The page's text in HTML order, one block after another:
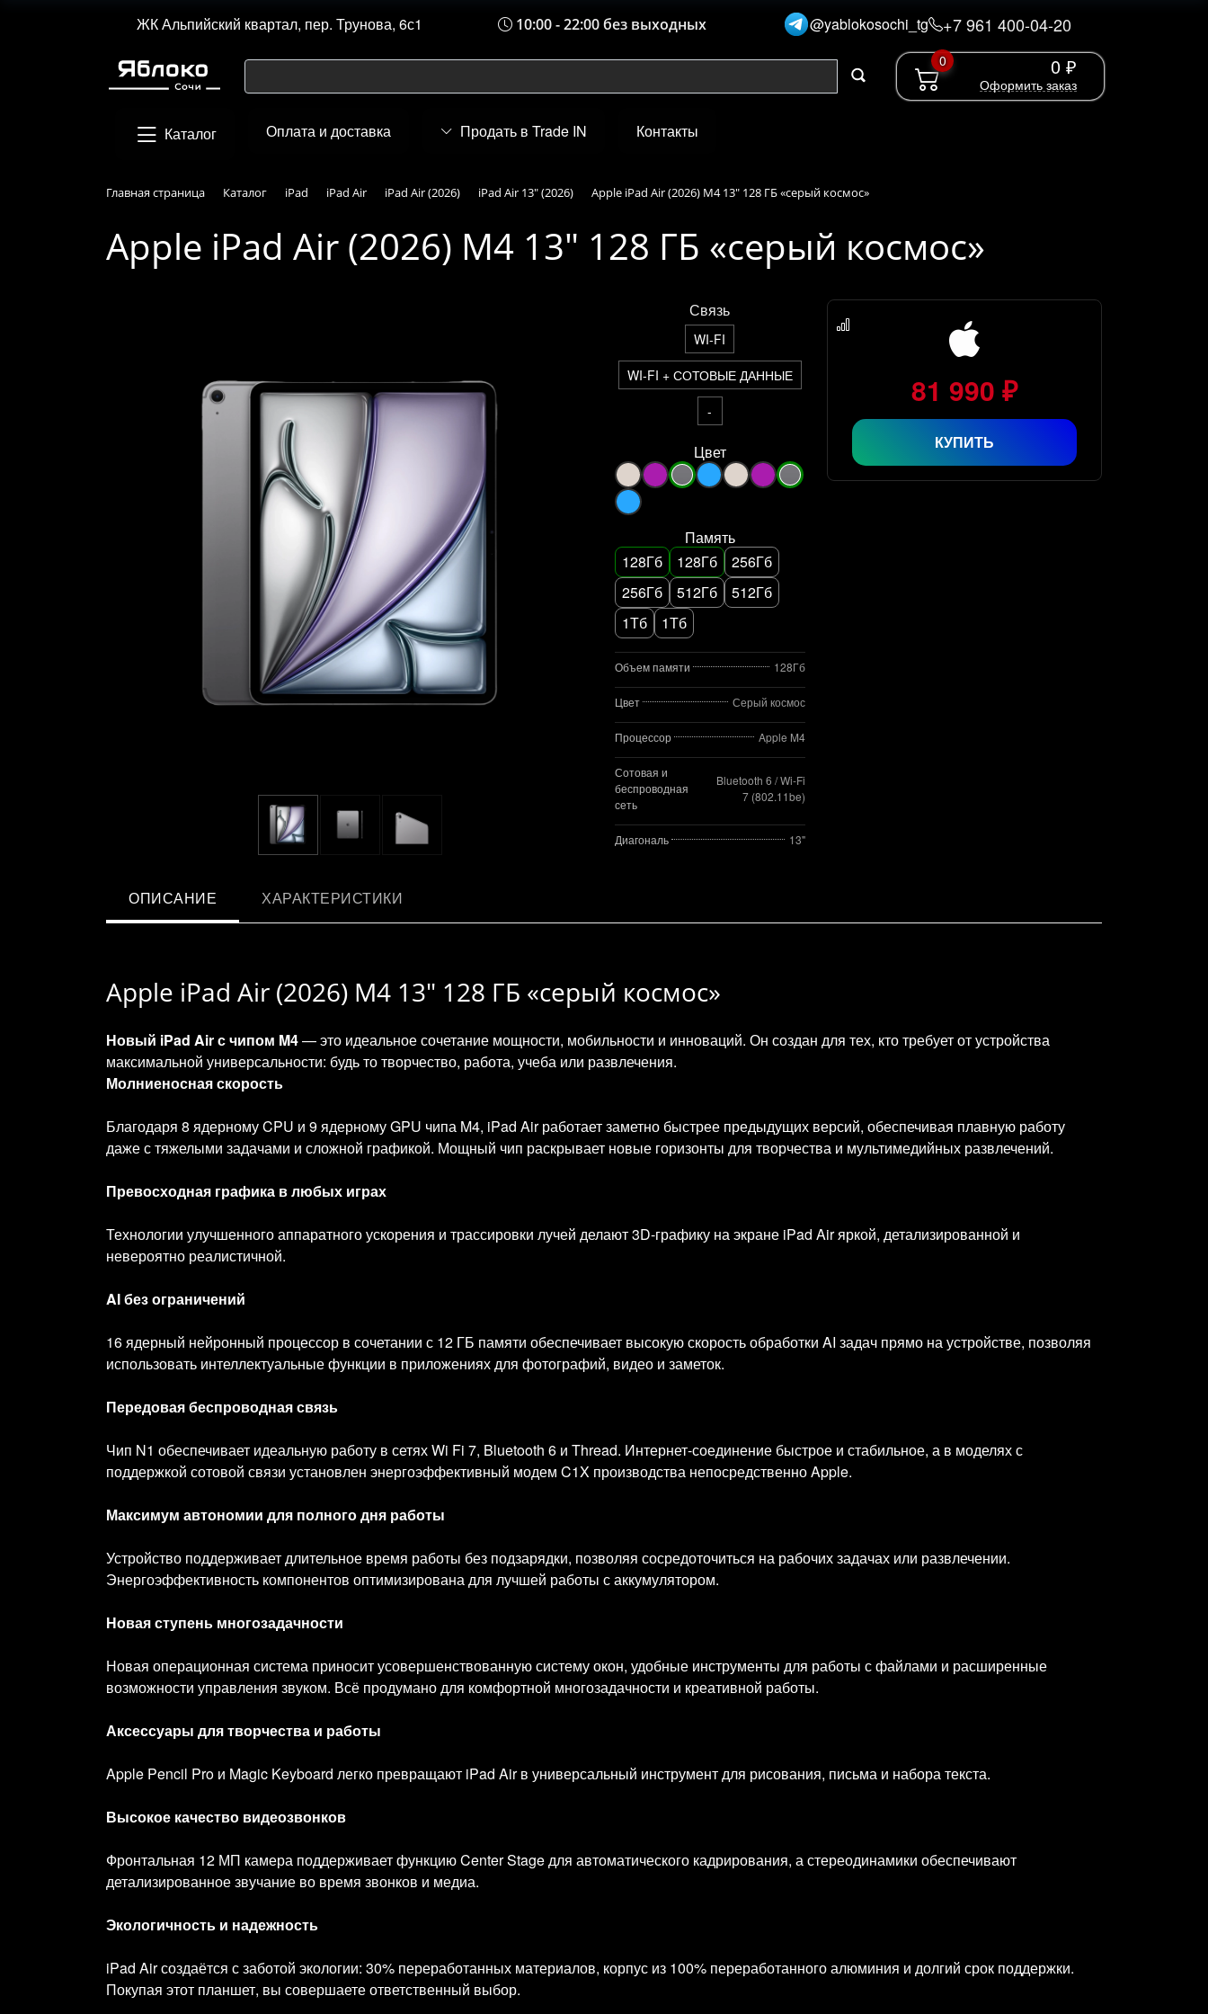
ЖК Альпийский квартал, пер. Трунова, 6с1 10:00 - 22:00 без выходных @yablokosochi_tg +7 961 400-04-20
0 0 ₽
Оформить заказ
Каталог Оплата и доставка Продать в Trade IN Контакты
Главная страница Каталог iPad iPad Air iPad Air (2026) iPad Air 13" (2026) Apple iPad Air (2026) M4 13" 128 ГБ «серый космос»
Apple iPad Air (2026) M4 13" 128 ГБ «серый космос»
Связь
WI-FI
WI-FI + СОТОВЫЕ ДАННЫЕ
-
Цвет
Память
128Гб
128Гб
256Гб
256Гб
512Гб
512Гб
1Тб
1Тб
Объем памяти 128Гб
Цвет Серый космос
Процессор Apple M4
Сотовая и
беспроводная
сеть
Bluetooth 6 / Wi‑Fi
7 (802.11be)
Диагональ 13"
81 990 ₽
КУПИТЬ
ОПИСАНИЕ ХАРАКТЕРИСТИКИ
Apple iPad Air (2026) M4 13" 128 ГБ «серый космос»
Новый iPad Air с чипом M4— это идеальное сочетание мощности, мобильности и инноваций. Он создан для тех, кто требует от устройства
максимальной универсальности: будь то творчество, работа, учеба или развлечения.
Молниеносная скорость
Благодаря 8 ядерному CPU и 9 ядерному GPU чипа M4, iPad Air работает заметно быстрее предыдущих версий, обеспечивая плавную работу
даже с тяжелыми задачами и сложной графикой. Мощный чип раскрывает новые горизонты для творчества и мультимедийных развлечений.
Превосходная графика в любых играх
Технологии улучшенного аппаратного ускорения и трассировки лучей делают 3D-графику на экране iPad Air яркой, детализированной и
невероятно реалистичной.
AI без ограничений
16 ядерный нейронный процессор в сочетании с 12 ГБ памяти обеспечивает высокую скорость обработки AI задач прямо на устройстве, позволяя
использовать интеллектуальные функции в приложениях для фотографий, видео и заметок.
Передовая беспроводная связь
Чип N1 обеспечивает идеальную работу в сетях Wi Fi 7, Bluetooth 6 и Thread. Интернет-соединение быстрое и стабильное, а в моделях с
поддержкой сотовой связи установлен энергоэффективный модем C1X производства непосредственно Apple.
Максимум автономии для полного дня работы
Устройство поддерживает длительное время работы без подзарядки, позволяя сосредоточиться на рабочих задачах или развлечении.
Энергоэффективность компонентов оптимизирована для лучшей работы с аккумулятором.
Новая ступень многозадачности
Новая операционная система приносит усовершенствованную систему окон, удобные инструменты для работы с файлами и расширенные
возможности управления звуком. Всё продумано для комфортной многозадачности и креативной работы.
Аксессуары для творчества и работы
Apple Pencil Pro и Magic Keyboard легко превращают iPad Air в универсальный инструмент для рисования, письма и набора текста.
Высокое качество видеозвонков
Фронтальная 12 МП камера поддерживает функцию Center Stage для автоматического кадрирования, а стереодинамики обеспечивают
детализированное звучание во время звонков и медиа.
Экологичность и надежность
iPad Air создаётся с заботой экологии: 30% переработанных материалов, корпус из 100% переработанного алюминия и долгий срок поддержки.
Покупая этот планшет, вы совершаете ответственный выбор.